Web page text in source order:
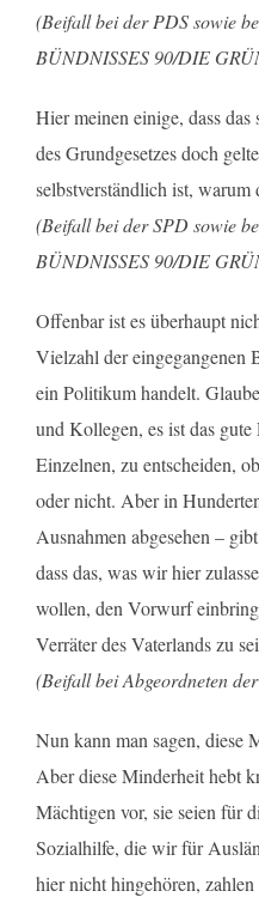
(Beifall bei der PDS sowie
BÜNDNISSES 90/DIE
Hier meinen einige, dass
des Grundgesetzes doch
selbstverständlich ist,
(Beifall bei der SPD sowie
BÜNDNISSES 90/DIE
Offenbar ist es überhaupt
Vielzahl der eingegangenen
ein Politikum handelt.
und Kollegen, es ist das
Einzelnen, zu entscheiden,
oder nicht. Aber in
Ausnahmen abgesehen –
dass das, was wir hier
wollen, den Vorwurf
Verräter des Vaterlands zu
(Beifall bei Abgeordneten
Nun kann man sagen, diese
Aber diese Minderheit hebt
Mächtigen vor, sie seien für
Sozialhilfe, die wir für
hier nicht hingehören,